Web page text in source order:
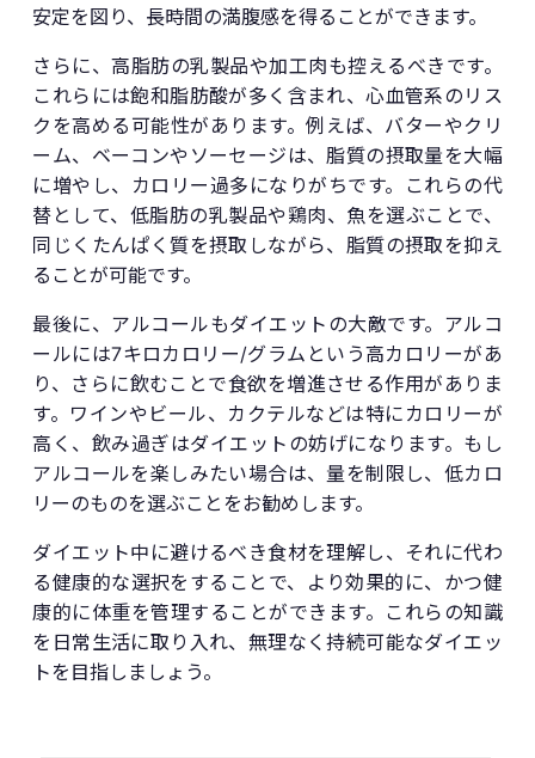
安定を図り、長時間の満腹感を得ることができます。
さらに、高脂肪の乳製品や加工肉も控えるべきです。
これらには飽和脂肪酸が多く含まれ、心血管系のリス
クを高める可能性があります。例えば、バターやクリ
ーム、ベーコンやソーセージは、脂質の摂取量を大幅
に増やし、カロリー過多になりがちです。これらの代
替として、低脂肪の乳製品や鶏肉、魚を選ぶことで、
同じくたんぱく質を摂取しながら、脂質の摂取を抑え
ることが可能です。
最後に、アルコールもダイエットの大敵です。アルコ
ールには7キロカロリー/グラムという高カロリーがあ
り、さらに飲むことで食欲を増進させる作用がありま
す。ワインやビール、カクテルなどは特にカロリーが
高く、飲み過ぎはダイエットの妨げになります。もし
アルコールを楽しみたい場合は、量を制限し、低カロ
リーのものを選ぶことをお勧めします。
ダイエット中に避けるべき食材を理解し、それに代わ
る健康的な選択をすることで、より効果的に、かつ健
康的に体重を管理することができます。これらの知識
を日常生活に取り入れ、無理なく持続可能なダイエッ
トを目指しましょう。